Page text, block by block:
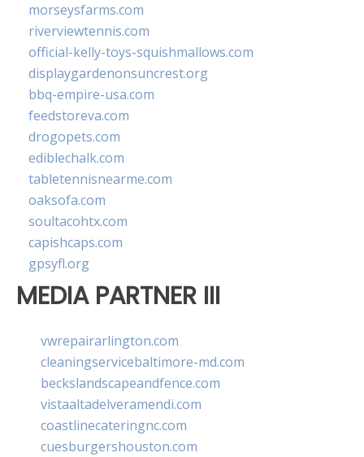
morseysfarms.com
riverviewtennis.com
official-kelly-toys-squishmallows.com
displaygardenonsuncrest.org
bbq-empire-usa.com
feedstoreva.com
drogopets.com
ediblechalk.com
tabletennisnearme.com
oaksofa.com
soultacohtx.com
capishcaps.com
gpsyfl.org
MEDIA PARTNER III
vwrepairarlington.com
cleaningservicebaltimore-md.com
beckslandscapeandfence.com
vistaaltadelveramendi.com
coastlinecateringnc.com
cuesburgershouston.com